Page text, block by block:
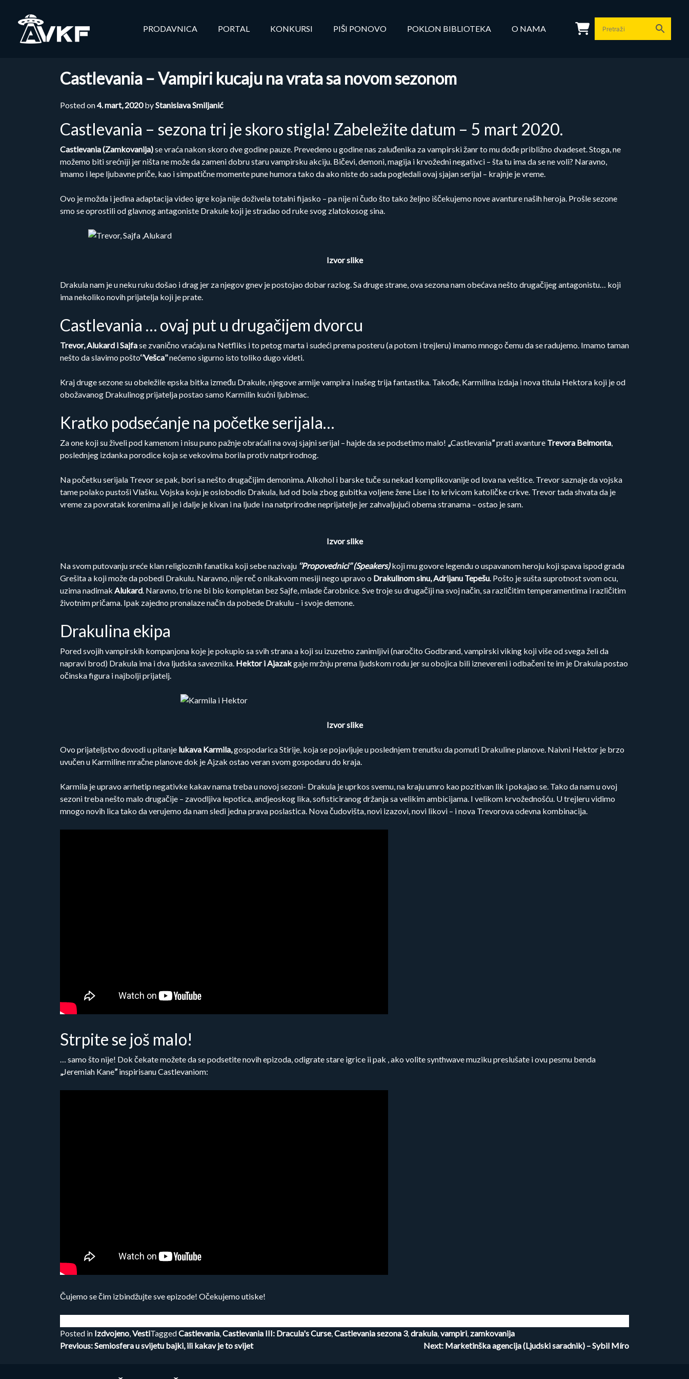
content
PRODAVNICA PORTAL KONKURSI PIŠI PONOVO POKLON BIBLIOTEKA O NAMA
Castlevania – Vampiri kucaju na vrata sa novom sezonom
Posted on4. mart, 2020byStanislava Smiljanić
Castlevania – sezona tri je skoro stigla! Zabeležite datum – 5 mart 2020.
Castlevania (Zamkovanija)se vraća nakon skoro dve godine pauze. Prevedeno u godine nas zaluđenika za vampirski žanr to mu dođe približno dvadeset. Stoga, ne
možemo biti srećniji jer ništa ne može da zameni dobru staru vampirsku akciju. Bičevi, demoni, magija i krvožedni negativci – šta tu ima da se ne voli? Naravno,
imamo i lepe ljubavne priče, kao i simpatične momente pune humora tako da ako niste do sada pogledali ovaj sjajan serijal – krajnje je vreme.
Ovo je možda i jedina adaptacija video igre koja nije doživela totalni fijasko – pa nije ni čudo što tako željno iščekujemo nove avanture naših heroja. Prošle sezone
smo se oprostili od glavnog antagoniste Drakule koji je stradao od ruke svog zlatokosog sina.
Izvor slike
Drakula nam je u neku ruku došao i drag jer za njegov gnev je postojao dobar razlog. Sa druge strane, ova sezona nam obećava nešto drugačijeg antagonistu… koji
ima nekoliko novih prijatelja koji je prate.
Castlevania … ovaj put u drugačijem dvorcu
Trevor, Alukard i Sajfase zvanično vraćaju na Netfliks i to petog marta i sudeći prema posteru (a potom i trejleru) imamo mnogo čemu da se radujemo. Imamo taman
nešto da slavimo pošto‘’Vešca’’nećemo sigurno isto toliko dugo videti.
Kraj druge sezone su obeležile epska bitka između Drakule, njegove armije vampira i našeg trija fantastika. Takođe, Karmilina izdaja i nova titula Hektora koji je od
obožavanog Drakulinog prijatelja postao samo Karmilin kućni ljubimac.
Kratko podsećanje na početke serijala…
Za one koji su živeli pod kamenom i nisu puno pažnje obraćali na ovaj sjajni serijal – hajde da se podsetimo malo! „Castlevania”prati avanture Trevora Belmonta,
poslednjeg izdanka porodice koja se vekovima borila protiv natprirodnog.
Na početku serijala Trevor se pak, bori sa nešto drugačijim demonima. Alkohol i barske tuče su nekad komplikovanije od lova na veštice. Trevor saznaje da vojska
tame polako pustoši Vlašku. Vojska koju je oslobodio Drakula, lud od bola zbog gubitka voljene žene Lise i to krivicom katoličke crkve. Trevor tada shvata da je
vreme za povratak korenima ali je i dalje je kivan i na ljude i na natprirodne neprijatelje jer zahvaljujući obema stranama – ostao je sam.
Izvor slike
Na svom putovanju sreće klan religioznih fanatika koji sebe nazivaju ‘’Propovednici’’ (Speakers) koji mu govore legendu o uspavanom heroju koji spava ispod grada
Grešita a koji može da pobedi Drakulu. Naravno, nije reč o nikakvom mesiji nego upravo o Drakulinom sinu, Adrijanu Tepešu. Pošto je sušta suprotnost svom ocu,
uzima nadimak Alukard. Naravno, trio ne bi bio kompletan bez Sajfe, mlade čarobnice. Sve troje su drugačiji na svoj način, sa različitim temperamentima i različitim
životnim pričama. Ipak zajedno pronalaze način da pobede Drakulu – i svoje demone.
Drakulina ekipa
Pored svojih vampirskih kompanjona koje je pokupio sa svih strana a koji su izuzetno zanimljivi (naročito Godbrand, vampirski viking koji više od svega želi da
napravi brod) Drakula ima i dva ljudska saveznika. Hektor i Ajazakgaje mržnju prema ljudskom rodu jer su obojica bili iznevereni i odbačeni te im je Drakula postao
očinska figura i najbolji prijatelj.
Izvor slike
Ovo prijateljstvo dovodi u pitanje lukava Karmila,gospodarica Stirije, koja se pojavljuje u poslednjem trenutku da pomuti Drakuline planove. Naivni Hektor je brzo
uvučen u Karmiline mračne planove dok je Ajzak ostao veran svom gospodaru do kraja.
Karmila je upravo arrhetip negativke kakav nama treba u novoj sezoni- Drakula je uprkos svemu, na kraju umro kao pozitivan lik i pokajao se. Tako da nam u ovoj
sezoni treba nešto malo drugačije – zavodljiva lepotica, andjeoskog lika, sofisticiranog držanja sa velikim ambicijama. I velikom krvožednošću. U trejleru vidimo
mnogo novih lica tako da verujemo da nam sledi jedna prava poslastica. Nova čudovišta, novi izazovi, novi likovi – i nova Trevorova odevna kombinacija.
Strpite se još malo!
… samo što nije! Dok čekate možete da se podsetite novih epizoda, odigrate stare igrice ii pak , ako volite synthwave muziku preslušate i ovu pesmu benda
„Jeremiah Kane”inspirisanu Castlevaniom:
Čujemo se čim izbindžujte sve epizode! Očekujemo utiske!
Posted in Izdvojeno,VestiTaggedCastlevania,Castlevania III: Dracula's Curse,Castlevania sezona 3,drakula,vampiri, zamkovanija
Kretanje
Previous:Semiosfera u svijetu bajki, ili kakav je to svijet Next: Marketinška agencija (Ljudski saradnik) – Sybil Míro